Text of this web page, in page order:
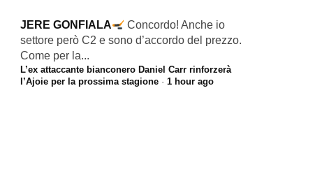
JERE GONFIALA
Concordo! Anche io
settore però C2 e sono d’accordo del prezzo.
Come per la...
L’ex attaccante bianconero Daniel Carr rinforzerà
l’Ajoie per la prossima stagione · 1 hour ago